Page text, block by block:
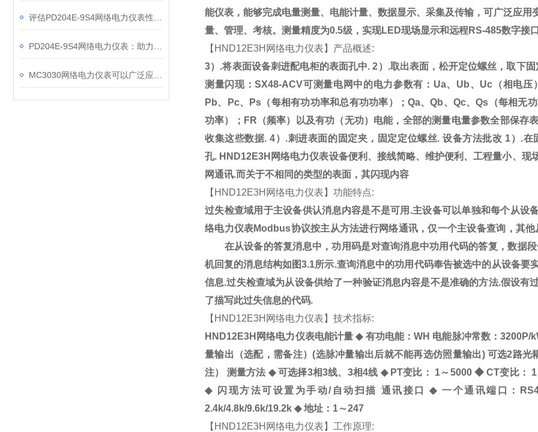
能仪表，能够完成电量测量、电能计量、数据显示、采集及传输，可广泛应
量、管理、考核。测量精度为0.5级，实现LED现场显示和远程RS-485数字接
【 HND12E3H 网络电力仪表 】产品概述:
3） .将表面设备刺进配电柜的表面孔中. 2） .取出表面，松开定位螺丝，取下固
测量闪现：SX48-ACV可测量电网中的电力参数有： Ua、 Ub、 Uc （相电压
Pb、 Pc、 Ps （每相有功功率和总有功功率）； Qa、Qb、 Qc、Qs （每相无
功率）； FR （频率）以及有功（无功）电能，全部的测量电量参数全部保
收集这些数据. 4） .刺进表面的固定夹，固定定位螺丝. 设备方法批改 1） .在
孔. HND12E3H 网络电力仪表设备便利、接线简略、维护便利、工程量小、
网通讯.而关于不相同的类型的表面，其闪现内容
【 HND12E3H 网络电力仪表】功能特点:
过失检查域用于主设备供认消息内容是不是可用 .主设备可以单独和每个从设
络电力仪表Modbus协议按主从方法进行网络通讯，仅一个主设备查询，其
在从设备的答复消息中，功用码是对查询消息中功用代码的答复，数据段
机回复的消息结构如图3.1所示.查询消息中的功用代码奉告被选中的从设备要
信息.过失检查域为从设备供给了一种验证消息内容是不是准确的方法.假设有
了描写此过失信息的代码.
【 HND12E3H 网络电力仪表 】技术指标:
HND12E3H 网络电力仪表电能计量 ◆ 有功电能：WH 电能脉冲常数：3200P/
量输出（选配，需备注）(选脉冲量输出后就不能再选仿照量输出) 可选2路光
注）
测量方法 ◆ 可选择3相3线、 3相4线 ◆PT变比： 1～5000 ◆CT变比： 1
◆ 闪现方法可设置为手动/自动扫描 通讯接口 ◆ 一个通讯端口：
2.4k/4.8k/9.6k/19.2k ◆ 地址： 1～247
【 HND12E3H 网络电力仪表 】工作原理: